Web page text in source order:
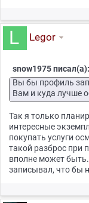
Legor
snow1975 писал(а):
Вы бы профиль
Вам и куда лучше
Так я только
интересные
покупать услуги
такой разброс при
вполне может быть.
записывал, что бы